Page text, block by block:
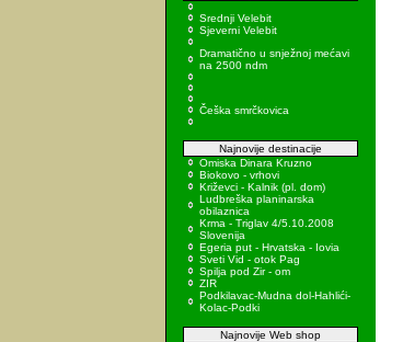
Srednji Velebit
Sjeverni Velebit
Dramatično u snježnoj mećavi
na 2500 ndm
Češka smrčkovica
Najnovije destinacije
Omiska Dinara Kruzno
Biokovo - vrhovi
Križevci - Kalnik (pl. dom)
Ludbreška planinarska
obilaznica
Krma - Triglav 4/5.10.2008
Slovenija
Egeria put - Hrvatska - Iovia
Sveti Vid - otok Pag
Spilja pod Zir - om
ZIR
Podkilavac-Mudna dol-Hahlići-
Kolac-Podki
Najnovije Web shop